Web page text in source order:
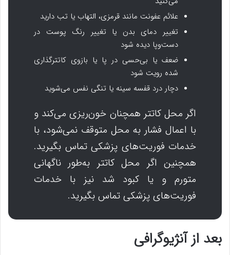
علائم عفونت مانند قرمزی، التهاب یا تب دارید
تغییر دمای بدن یا تغییر رنگ پوست در
دست‌وپا دیده شود
ضعف یا بی‌حسی در پا یا بازوی کاتترگذاری
شده رویت شود
دچار درد قفسه سینه یا تنگی نفس می‌شوید
اگر محل کاتتر همچنان خون‌ریزی می‌کند و
با اعمال فشار به محل متوقف نمی‌شود، با
خدمات فوریت‌های پزشکی تماس بگیرید.
همچنین اگر محل کاتتر به‌طور ناگهانی
متورم و یا کبود شد نیز با خدمات
فوریت‌های پزشکی تماس بگیرید.
بعد از آنژیوگرافی